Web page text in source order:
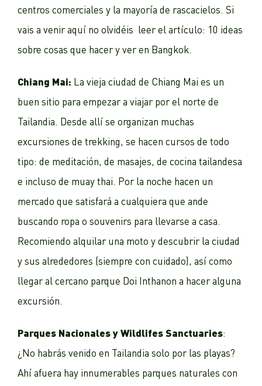
centros comerciales y la mayoría de rascacielos. Si
vais a venir aquí no olvidéis leer el artículo: 10 ideas
sobre cosas que hacer y ver en Bangkok.
Chiang Mai: La vieja ciudad de Chiang Mai es un
buen sitio para empezar a viajar por el norte de
Tailandia. Desde allí se organizan muchas
excursiones de trekking, se hacen cursos de todo
tipo: de meditación, de masajes, de cocina tailandesa
e incluso de muay thai. Por la noche hacen un
mercado que satisfará a cualquiera que ande
buscando ropa o souvenirs para llevarse a casa.
Recomiendo alquilar una moto y descubrir la ciudad
y sus alrededores (siempre con cuidado), así como
llegar al cercano parque Doi Inthanon a hacer alguna
excursión.
Parques Nacionales y Wildlifes Sanctuaries:
¿No habrás venido en Tailandia solo por las playas?
Ahí afuera hay innumerables parques naturales con